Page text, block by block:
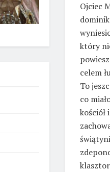
Ojciec
który
celem
To
co